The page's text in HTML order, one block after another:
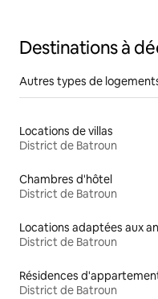
Destinations à
Autres types de
Locations de villas
District de Batroun
Chambres d'hôtel
District de Batroun
District de Batroun
District de Batroun